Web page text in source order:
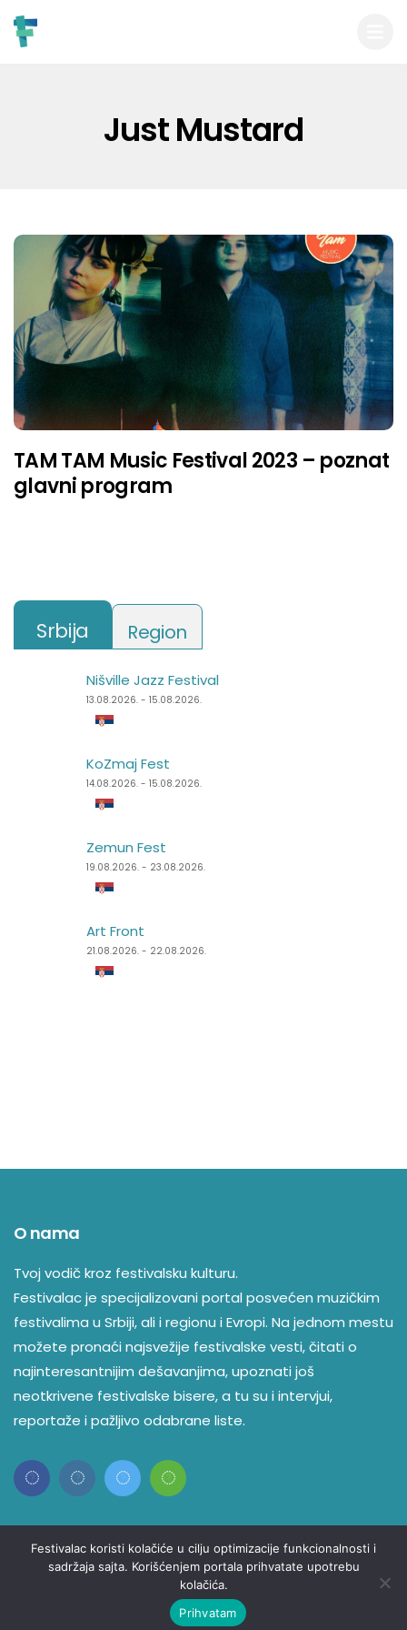
Just Mustard
TAM TAM Music Festival 2023 – poznat
glavni program
Srbija Region
Nišville Jazz Festival
13.08.2026. - 15.08.2026.
KoZmaj Fest
14.08.2026. - 15.08.2026.
Zemun Fest
19.08.2026. - 23.08.2026.
Art Front
21.08.2026. - 22.08.2026.
Punk Rock Holiday
11.08.2026. - 14.08.2026.
Špancirfest
21.08.2026. - 30.08.2026.
Sea Dance Festival
24.08.2026. - 27.08.2026.
Dimensions Festival
27.08.2026. - 31.08.2026.
O nama
Tvoj vodič kroz festivalsku kulturu.
Festivalac je specijalizovani portal posvećen muzičkim
festivalima u Srbiji, ali i regionu i Evropi. Na jednom mestu
možete pronaći najsvežije festivalske vesti, čitati o
najinteresantnijim dešavanjima, upoznati još
neotkrivene festivalske bisere, a tu su i intervjui,
reportaže i pažljivo odabrane liste.
© Copyright 2023 Festivalac. Sva Prava Zadržana
Politika privatnosti
Festivalac koristi kolačiće u cilju optimizacije funkcionalnosti i
sadržaja sajta. Korišćenjem portala prihvatate upotrebu
kolačića.
Prihvatam